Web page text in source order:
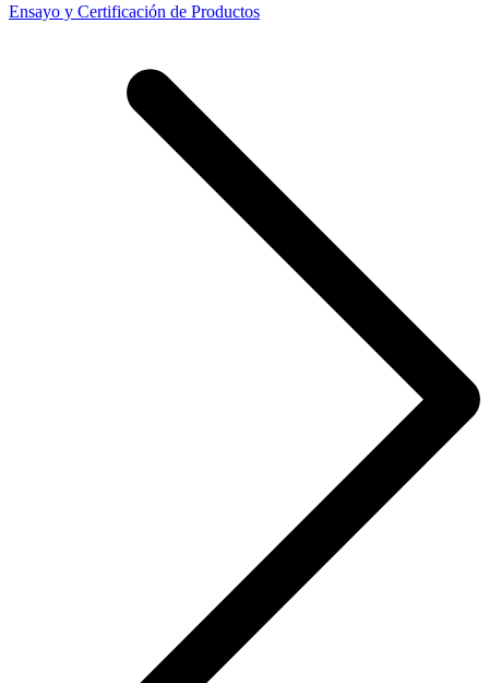
Ensayo y Certificación de Productos